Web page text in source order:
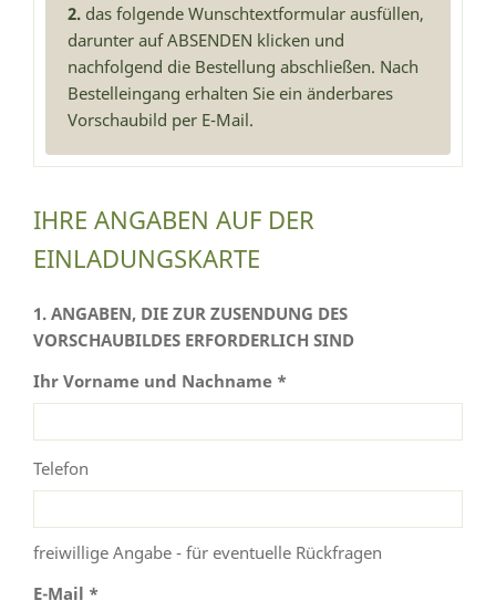
2. das folgende Wunschtextformular ausfüllen,
darunter auf ABSENDEN klicken und
nachfolgend die Bestellung abschließen. Nach
Bestelleingang erhalten Sie ein änderbares
Vorschaubild per E-Mail.
IHRE ANGABEN AUF DER
EINLADUNGSKARTE
1. ANGABEN, DIE ZUR ZUSENDUNG DES
VORSCHAUBILDES ERFORDERLICH SIND
Ihr Vorname und Nachname *
Telefon
freiwillige Angabe - für eventuelle Rückfragen
E-Mail *